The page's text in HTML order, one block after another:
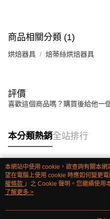
商品相關分類 (1)
烘焙器具 焙蒂絲烘焙器具
評價
喜歡這個商品嗎？購買後給他一
本分類熱銷全站排行
熱門標籤
本網站中使用 cookie，欲查詢有關本
望在電腦上使用 cookie 時應如何變更
權條款 」之 Cookie 聲明。您繼續使用
用條款之 Cookie 聲明使用 cookie。
了解更多 >